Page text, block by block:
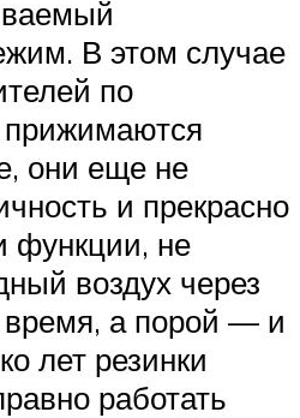
В этом случае
по
прижимаются
они еще не
и прекрасно
функции, не
воздух через
а порой — и
лет резинки
работать